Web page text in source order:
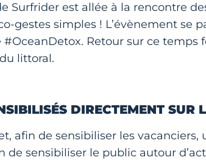
Surfrider est allée à la rencontre
gestes simples ! L’évènement se
Retour sur ce temps
littoral.
DIRECTEMENT SUR
afin de sensibiliser les
de sensibiliser le public autour